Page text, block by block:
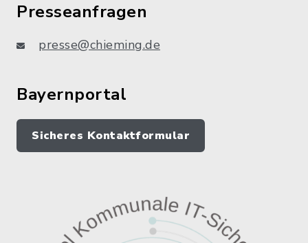
Presseanfragen
presse@chieming.de
Bayernportal
Sicheres Kontaktformular